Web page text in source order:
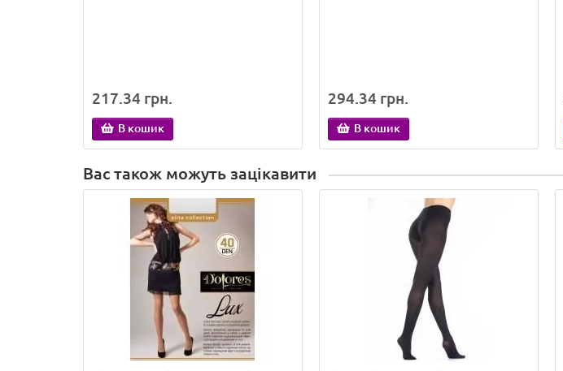
217.34 грн.
В кошик
294.34 грн.
В кошик
Вас також можуть зацікавити